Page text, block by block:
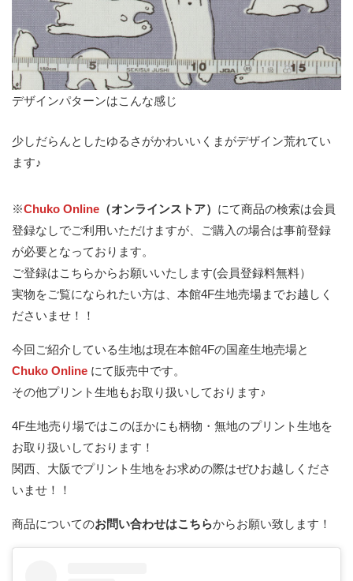
デザインパターンはこんな感じ
少しだらんとしたゆるさがかわいいくまがデザイン荒れてい
ます♪
※Chuko Online （オンラインストア） にて商品の検索は会員
登録なしでご利用いただけますが、ご購入の場合は事前登録
が必要となっております。
ご登録はこちらからお願いいたします(会員登録料無料）
実物をご覧になられたい方は、本館4F生地売場までお越しく
ださいませ！！
今回ご紹介している生地は現在本館4Fの国産生地売場と
Chuko Online にて販売中です。
その他プリント生地もお取り扱いしております♪
4F生地売り場ではこのほかにも柄物・無地のプリント生地を
お取り扱いしております！
関西、大阪でプリント生地をお求めの際はぜひお越しくださ
いませ！！
商品についてのお問い合わせはこちらからお願い致します！